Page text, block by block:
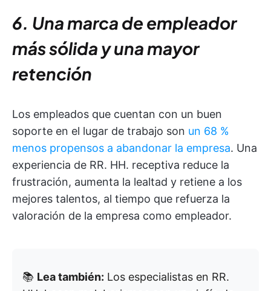
6. Una marca de empleador
más sólida y una mayor
retención
Los empleados que cuentan con un buen
soporte en el lugar de trabajo son un 68 %
menos propensos a abandonar la empresa. Una
experiencia de RR. HH. receptiva reduce la
frustración, aumenta la lealtad y retiene a los
mejores talentos, al tiempo que refuerza la
valoración de la empresa como empleador.
📚 Lea también: Los especialistas en RR.